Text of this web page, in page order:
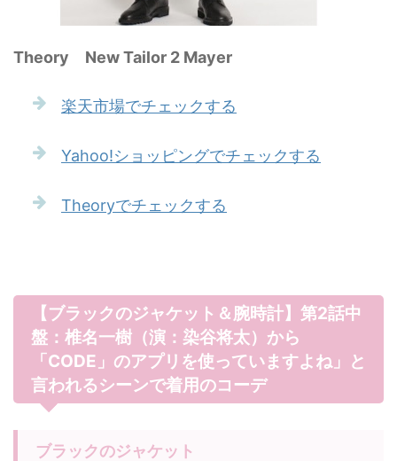
Theory New Tailor 2 Mayer
楽天市場でチェックする
Yahoo!ショッピングでチェックする
Theoryでチェックする
【ブラックのジャケット＆腕時計】第2話中
盤：椎名一樹（演：染谷将太）から
「CODE」のアプリを使っていますよね」と
言われるシーンで着用のコーデ
ブラックのジャケット